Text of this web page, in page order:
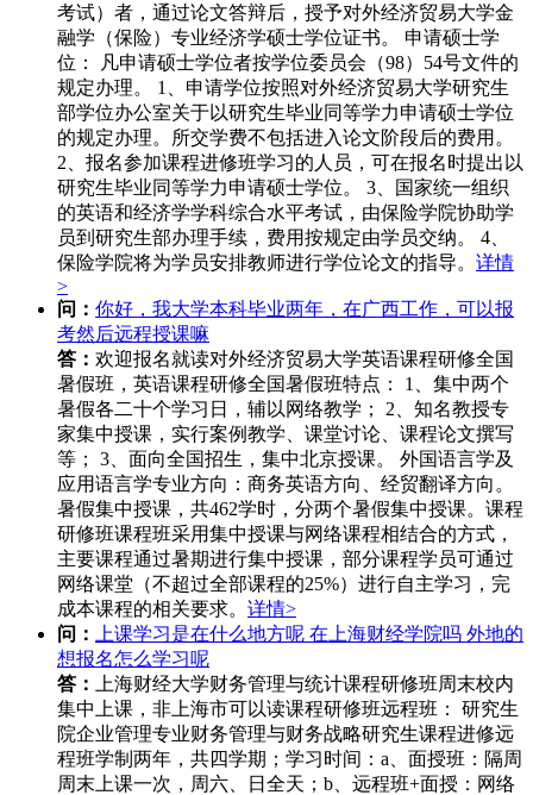
考试）者，通过论文答辩后，授予对外经济贸易大学金
融学（保险）专业经济学硕士学位证书。 申请硕士学
位： 凡申请硕士学位者按学位委员会（98）54号文件的
规定办理。 1、申请学位按照对外经济贸易大学研究生
部学位办公室关于以研究生毕业同等学力申请硕士学位
的规定办理。所交学费不包括进入论文阶段后的费用。
2、报名参加课程进修班学习的人员，可在报名时提出以
研究生毕业同等学力申请硕士学位。 3、国家统一组织
的英语和经济学学科综合水平考试，由保险学院协助学
员到研究生部办理手续，费用按规定由学员交纳。 4、
保险学院将为学员安排教师进行学位论文的指导。 详情
>
问： 你好，我大学本科毕业两年，在广西工作，可以报
考然后远程授课嘛
答： 欢迎报名就读对外经济贸易大学英语课程研修全国
暑假班，英语课程研修全国暑假班特点： 1、集中两个
暑假各二十个学习日，辅以网络教学； 2、知名教授专
家集中授课，实行案例教学、课堂讨论、课程论文撰写
等； 3、面向全国招生，集中北京授课。 外国语言学及
应用语言学专业方向：商务英语方向、经贸翻译方向。
暑假集中授课，共462学时，分两个暑假集中授课。课程
研修班课程班采用集中授课与网络课程相结合的方式，
主要课程通过暑期进行集中授课，部分课程学员可通过
网络课堂（不超过全部课程的25%）进行自主学习，完
成本课程的相关要求。 详情>
问：
上课学习是在什么地方呢 在上海财经学院吗 外地的
想报名怎么学习呢
答：
上海财经大学财务管理与统计课程研修班周末校内
集中上课，非上海市可以读课程研修班远程班： 研究生
院企业管理专业财务管理与财务战略研究生课程进修远
程班学制两年，共四学期；学习时间：a、面授班：隔周
周末上课一次，周六、日全天；b、远程班+面授：网络